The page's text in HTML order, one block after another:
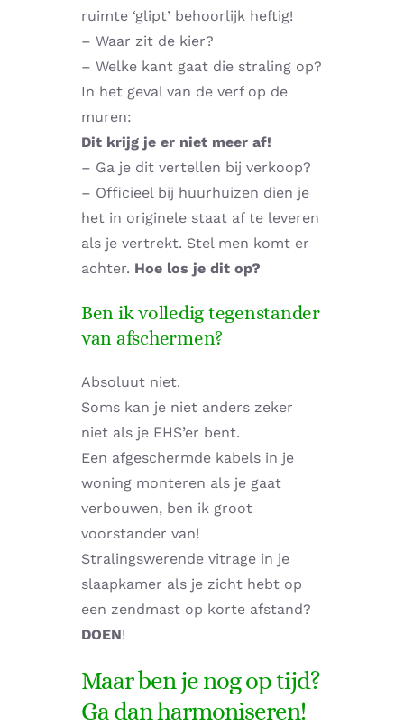
ruimte ‘glipt’ behoorlijk heftig!
– Waar zit de kier?
– Welke kant gaat die straling op?
In het geval van de verf op de
muren:
Dit krijg je er niet meer af!
– Ga je dit vertellen bij verkoop?
– Officieel bij huurhuizen dien je
het in originele staat af te leveren
als je vertrekt. Stel men komt er
achter. Hoe los je dit op?
Ben ik volledig tegenstander
van afschermen?
Absoluut niet.
Soms kan je niet anders zeker
niet als je EHS’er bent.
Een afgeschermde kabels in je
woning monteren als je gaat
verbouwen, ben ik groot
voorstander van!
Stralingswerende vitrage in je
slaapkamer als je zicht hebt op
een zendmast op korte afstand?
DOEN!
Maar ben je nog op tijd?
Ga dan harmoniseren!